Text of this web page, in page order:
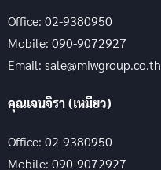
Office: 02-9380950
Mobile: 090-9072927
Email: sale@miwgroup.co.th
คุณเจนจิรา (เหมียว)
Office: 02-9380950
Mobile: 090-9072927